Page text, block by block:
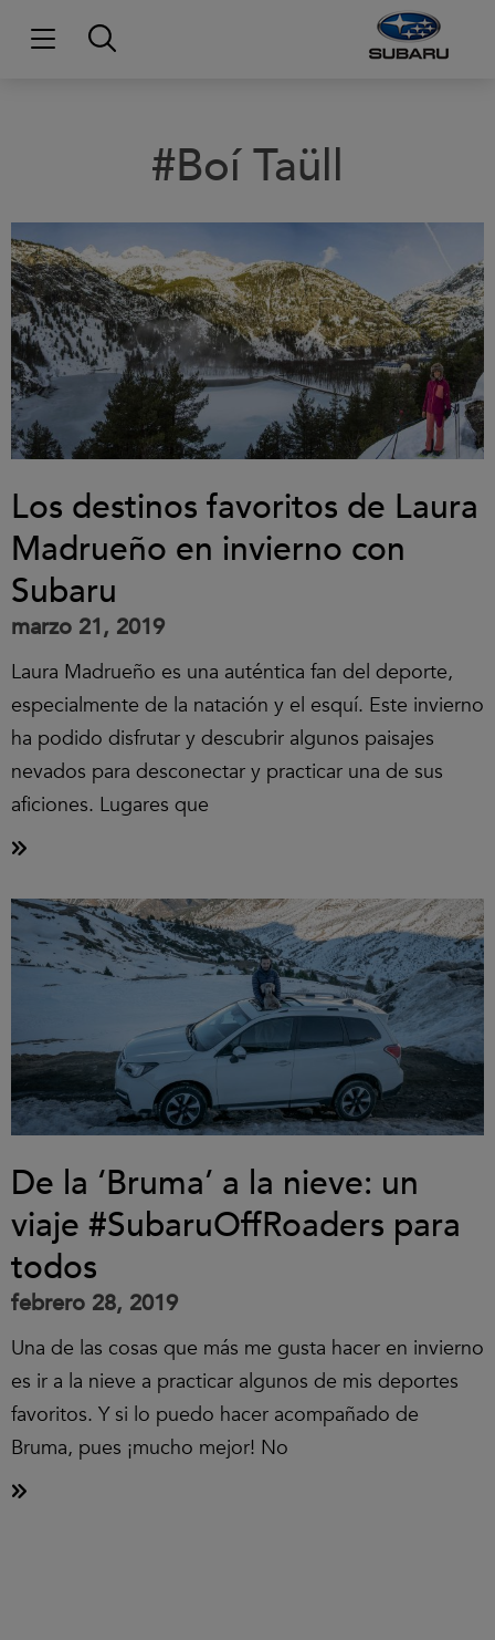
#Boí Taüll
Los destinos favoritos de Laura
Madrueño en invierno con
Subaru
marzo 21, 2019
Laura Madrueño es una auténtica fan del deporte,
especialmente de la natación y el esquí. Este invierno
ha podido disfrutar y descubrir algunos paisajes
nevados para desconectar y practicar una de sus
aficiones. Lugares que
De la ‘Bruma’ a la nieve: un
viaje #SubaruOffRoaders para
todos
febrero 28, 2019
Una de las cosas que más me gusta hacer en invierno
es ir a la nieve a practicar algunos de mis deportes
favoritos. Y si lo puedo hacer acompañado de
Bruma, pues ¡mucho mejor! No